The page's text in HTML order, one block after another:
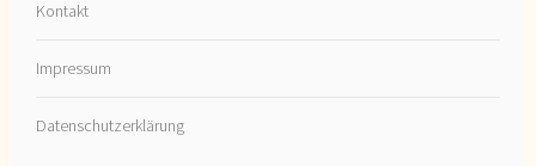
Kontakt
Impressum
Datenschutzerklärung